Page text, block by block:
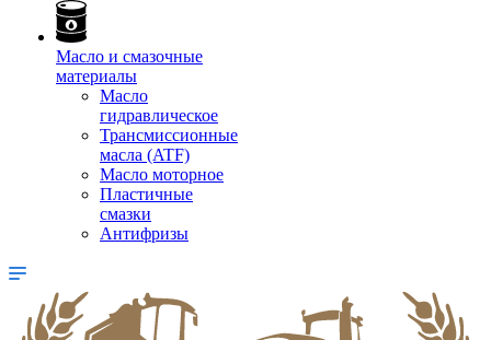
Масло и смазочные
материалы
Масло
гидравлическое
Трансмиссионные
масла (ATF)
Масло моторное
Пластичные
смазки
Антифризы